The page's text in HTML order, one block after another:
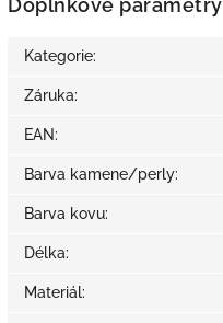
Doplňkové parametry
Kategorie:
Záruka:
EAN:
Barva kamene/perly:
Barva kovu:
Délka:
Materiál: